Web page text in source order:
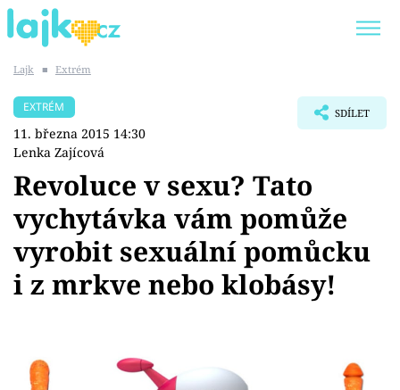
SHOPAHOLICADEL
Témata
Showbyznys
Virály
Lajk ■ Extrém
EXTRÉM
11. března 2015 14:30
Lenka Zajícová
SDÍLET
Revoluce v sexu? Tato
vychytávka vám pomůže
vyrobit sexuální pomůcku
i z mrkve nebo klobásy!